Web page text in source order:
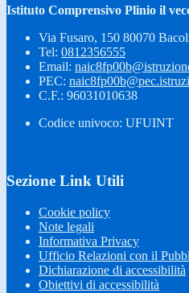
Istituto Comprensivo Plinio il
Via Fusaro, 150 80070
Tel: 0812356555
Email:
PEC:
C.F.: 96031010638
Codice univoco: UFUINT
Sezione Link Utili
Cookie policy
Note legali
Informativa Privacy
Ufficio Relazioni con il
Dichiarazione di accessibilità
Obiettivi di accessibilità